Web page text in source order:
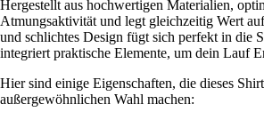
Hergestellt aus hochwertigen Materialien,
Atmungsaktivität und legt gleichzeitig Wert
und schlichtes Design fügt sich perfekt in die
integriert praktische Elemente, um dein Lauf
Hier sind einige Eigenschaften, die dieses
außergewöhnlichen Wahl machen: